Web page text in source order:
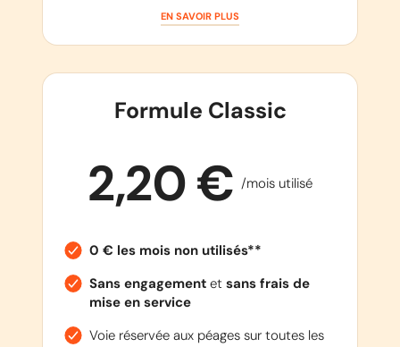
EN SAVOIR PLUS
Formule Classic
2,20 € /mois utilisé
0 € les mois non utilisés**
Sans engagementet sans frais de
mise en service
Voie réservée aux péages sur toutes les